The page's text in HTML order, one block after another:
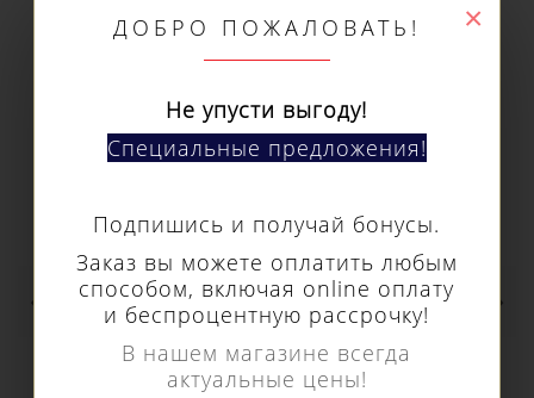
ДОБРО ПОЖАЛОВАТЬ!
Не упусти выгоду!
Специальные предложения!
Подпишись и получай бонусы.
Заказ вы можете оплатить любым
способом, включая online оплату
и беспроцентную рассрочку!
В нашем магазине всегда
актуальные цены!
×
Шарошка по металлу Euroboor типа N, Ø
головки - 16 мм RB.N1606
2 420 р.